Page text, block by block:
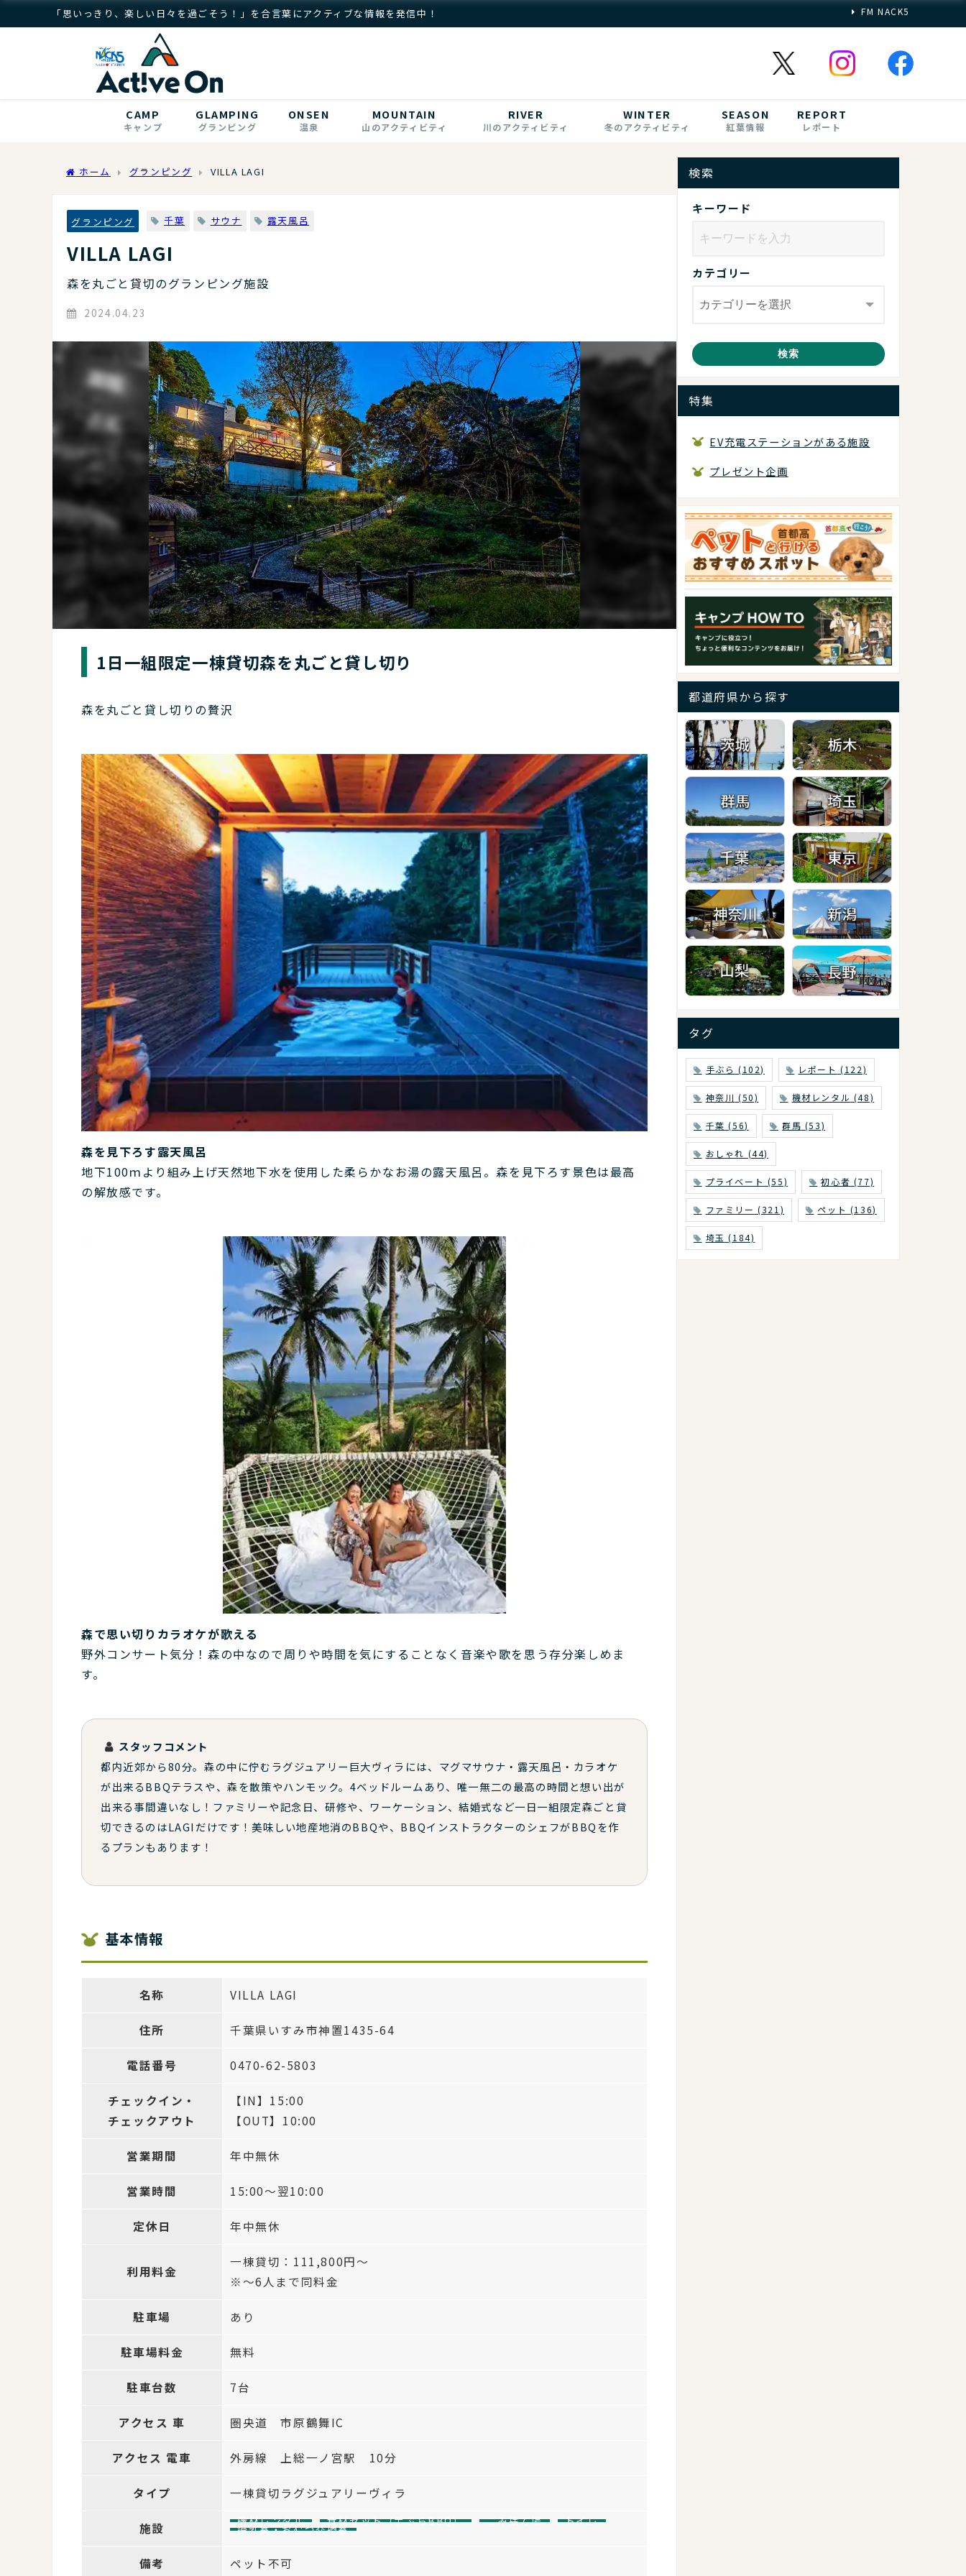
「思いっきり、楽しい日々を過ごそう！」を合言葉にアクティブな情報を発信中！ FM NACK5
CAMP
キャンプ
GLAMPING
グランピング
ONSEN
温泉
MOUNTAIN
山のアクティビティ
RIVER
川のアクティビティ
WINTER
冬のアクティビティ
SEASON
紅葉情報
REPORT
レポート
ホーム グランピング VILLA LAGI
グランピング 千葉 サウナ 露天風呂
VILLA LAGI
森を丸ごと貸切のグランピング施設
2024.04.23
1日一組限定一棟貸切森を丸ごと貸し切り
森を丸ごと貸し切りの贅沢
森を見下ろす露天風呂
地下100ｍより組み上げ天然地下水を使用した柔らかなお湯の露天風呂。森を見下ろす景色は最高
の解放感です。
森で思い切りカラオケが歌える
野外コンサート気分！森の中なので周りや時間を気にすることなく音楽や歌を思う存分楽しめま
す。
スタッフコメント
都内近郊から80分。森の中に佇むラグジュアリー巨大ヴィラには、マグマサウナ・露天風呂・カラオケ
が出来るBBQテラスや、森を散策やハンモック。4ベッドルームあり、唯一無二の最高の時間と想い出が
出来る事間違いなし！ファミリーや記念日、研修や、ワーケーション、結婚式など一日一組限定森ごと貸
切できるのはLAGIだけです！美味しい地産地消のBBQや、BBQインストラクターのシェフがBBQを作
るプランもあります！
基本情報
名称 VILLA LAGI
住所 千葉県いすみ市神置1435-64
電話番号 0470-62-5803
チェックイン・
チェックアウト
【IN】15:00
【OUT】10:00
営業期間 年中無休
営業時間 15:00～翌10:00
定休日 年中無休
利用料金
一棟貸切：111,800円～
※～6人まで同料金
駐車場 あり
駐車場料金 無料
駐車台数 7台
アクセス 車 圏央道 市原鶴舞IC
アクセス 電車 外房線 上総一ノ宮駅 10分
タイプ 一棟貸切ラグジュアリーヴィラ
施設 機材レンタル 食材セット（手ぶらBBQ） ごみ捨て場 トイレ
授乳室・おむつ交換室
備考 ペット不可
検索
キーワード
カテゴリー
検索
特集
EV充電ステーションがある施設
プレゼント企画
都道府県から探す
タグ
手ぶら (102) レポート (122)
神奈川 (50) 機材レンタル (48)
千葉 (56) 群馬 (53)
おしゃれ (44)
プライベート (55) 初心者 (77)
ファミリー (321) ペット (136)
埼玉 (184)